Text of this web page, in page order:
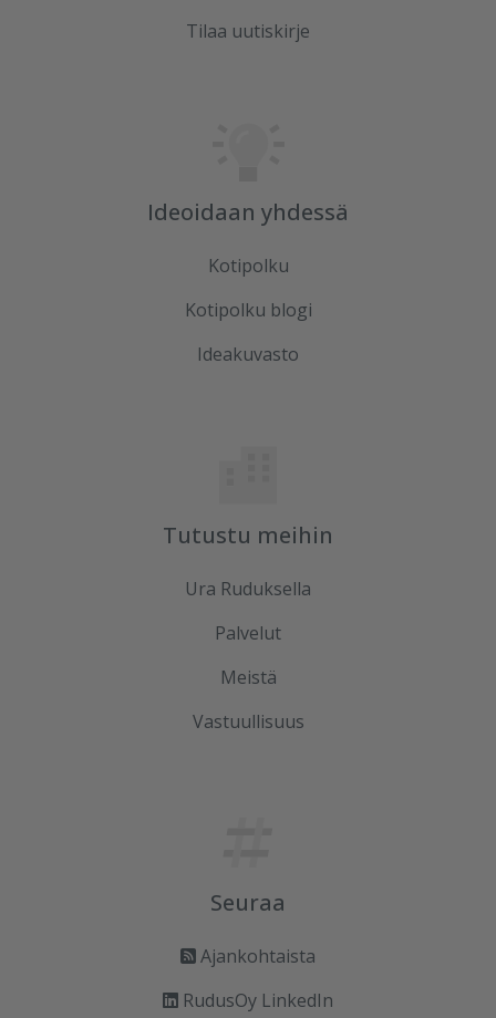
Tilaa uutiskirje
Ideoidaan yhdessä
Kotipolku
Kotipolku blogi
Ideakuvasto
Tutustu meihin
Ura Ruduksella
Palvelut
Meistä
Vastuullisuus
Seuraa
Ajankohtaista
RudusOy LinkedIn